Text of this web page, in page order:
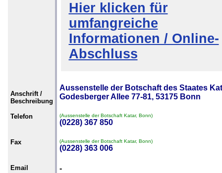
Hier klicken für
umfangreiche
Informationen / Online-
Abschluss
Anschrift /
Beschreibung
Aussenstelle der Botschaft des Staates
Godesberger Allee 77-81, 53175 Bonn
Telefon (Aussenstelle der Botschaft Katar, Bonn)
(0228) 367 850
Fax (Aussenstelle der Botschaft Katar, Bonn)
(0228) 363 006
Email -